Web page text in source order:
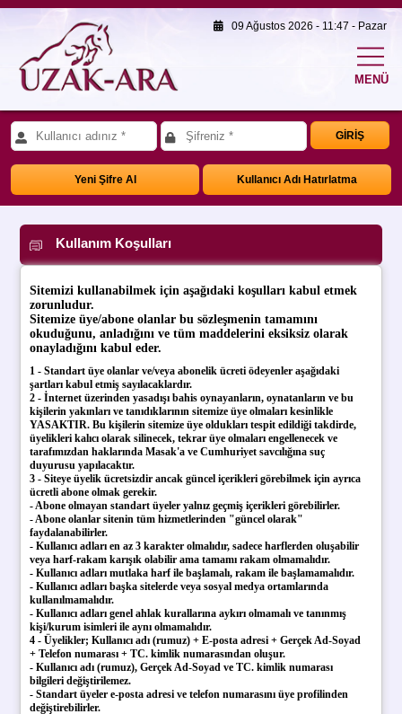
09 Ağustos 2026 - 11:47 - Pazar
MENÜ
GİRİŞ
Yeni Şifre Al Kullanıcı Adı Hatırlatma
Kullanım Koşulları
Sitemizi kullanabilmek için aşağıdaki koşulları kabul etmek
zorunludur.
Sitemize üye/abone olanlar bu sözleşmenin tamamını
okuduğunu, anladığını ve tüm maddelerini eksiksiz olarak
onayladığını kabul eder.
1 - Standart üye olanlar ve/veya abonelik ücreti ödeyenler aşağıdaki
şartları kabul etmiş sayılacaklardır.
2 - İnternet üzerinden yasadışı bahis oynayanların, oynatanların ve bu
kişilerin yakınları ve tanıdıklarının sitemize üye olmaları kesinlikle
YASAKTIR. Bu kişilerin sitemize üye oldukları tespit edildiği takdirde,
üyelikleri kalıcı olarak silinecek, tekrar üye olmaları engellenecek ve
tarafımızdan haklarında Masak'a ve Cumhuriyet savcılığına suç
duyurusu yapılacaktır.
3 - Siteye üyelik ücretsizdir ancak güncel içerikleri görebilmek için ayrıca
ücretli abone olmak gerekir.
- Abone olmayan standart üyeler yalnız geçmiş içerikleri görebilirler.
- Abone olanlar sitenin tüm hizmetlerinden "güncel olarak"
faydalanabilirler.
- Kullanıcı adları en az 3 karakter olmalıdır, sadece harflerden oluşabilir
veya harf-rakam karışık olabilir ama tamamı rakam olmamalıdır.
- Kullanıcı adları mutlaka harf ile başlamalı, rakam ile başlamamalıdır.
- Kullanıcı adları başka sitelerde veya sosyal medya ortamlarında
kullanılmamalıdır.
- Kullanıcı adları genel ahlak kurallarına aykırı olmamalı ve tanınmış
kişi/kurum isimleri ile aynı olmamalıdır.
4 - Üyelikler; Kullanıcı adı (rumuz) + E-posta adresi + Gerçek Ad-Soyad
+ Telefon numarası + TC. kimlik numarasından oluşur.
- Kullanıcı adı (rumuz), Gerçek Ad-Soyad ve TC. kimlik numarası
bilgileri değiştirilemez.
- Standart üyeler e-posta adresi ve telefon numarasını üye profilinden
değiştirebilirler.